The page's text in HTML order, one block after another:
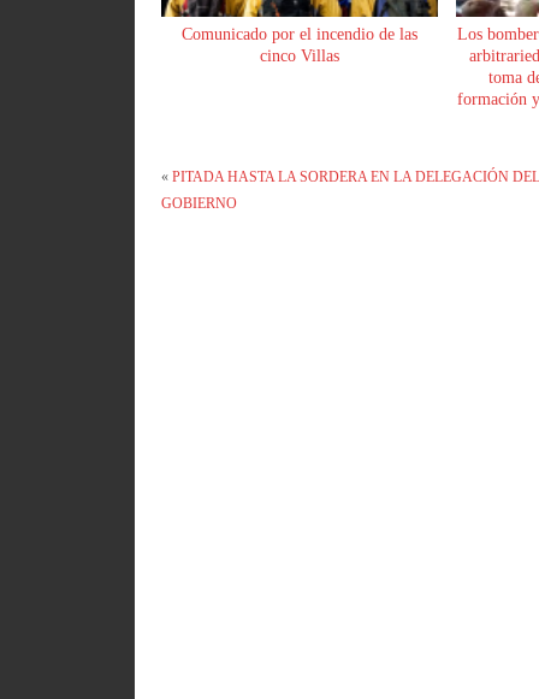
Comunicado por el incendio de las
cinco Villas
Los
toma
formación
«PITADA HASTA LA SORDERA EN LA DELEGACIÓN DEL
GOBIERNO